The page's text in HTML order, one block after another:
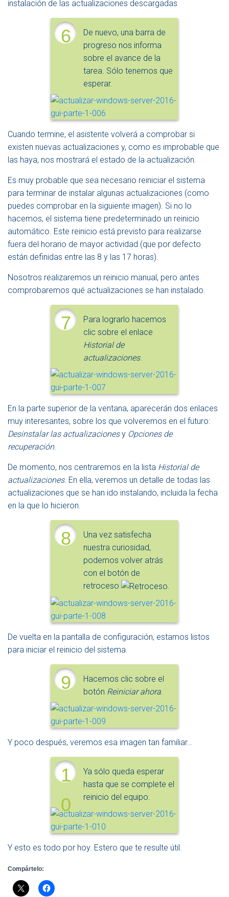
instalación de las actualizaciones descargadas
6
De nuevo, una barra de
progreso nos informa
sobre el avance de la
tarea. Sólo tenemos que
esperar.
Cuando termine, el asistente volverá a comprobar si
existen nuevas actualizaciones y, como es improbable que
las haya, nos mostrará el estado de la actualización.
Es muy probable que sea necesario reiniciar el sistema
para terminar de instalar algunas actualizaciones (como
puedes comprobar en la siguiente imagen). Si no lo
hacemos, el sistema tiene predeterminado un reinicio
automático. Este reinicio está previsto para realizarse
fuera del horario de mayor actividad (que por defecto
están definidas entre las 8 y las 17 horas).
Nosotros realizaremos un reinicio manual, pero antes
comprobaremos qué actualizaciones se han instalado.
7
Para lograrlo hacemos
clic sobre el enlace
Historial de
actualizaciones.
En la parte superior de la ventana, aparecerán dos enlaces
muy interesantes, sobre los que volveremos en el futuro:
Desinstalar las actualizacionesy Opciones de
recuperación.
De momento, nos centraremos en la lista Historial de
actualizaciones. En ella, veremos un detalle de todas las
actualizaciones que se han ido instalando, incluida la fecha
en la que lo hicieron.
8
Una vez satisfecha
nuestra curiosidad,
podemos volver atrás
con el botón de
retroceso
.
De vuelta en la pantalla de configuración, estamos listos
para iniciar el reinicio del sistema.
9
Hacemos clic sobre el
botón Reiniciar ahora.
Y poco después, veremos esa imagen tan familiar…
1
0
Ya sólo queda esperar
hasta que se complete el
reinicio del equipo.
Y esto es todo por hoy. Estero que te resulte útil.
Compártelo: